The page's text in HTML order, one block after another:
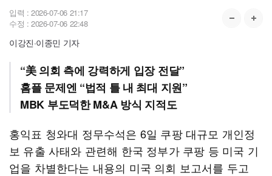
입력 : 2026-07-06 21:17
수정 : 2026-07-06 22:48
이강진·이종민 기자
“美 의회 측에 강력하게 입장 전달”
홈플 문제엔 “법적 틀 내 최대 지원”
MBK 부도덕한 M&A 방식 지적도
홍익표 청와대 정무수석은 6일 쿠팡 대규모 개인정
보 유출 사태와 관련해 한국 정부가 쿠팡 등 미국 기
업을 차별한다는 내용의 미국 의회 보고서를 두고